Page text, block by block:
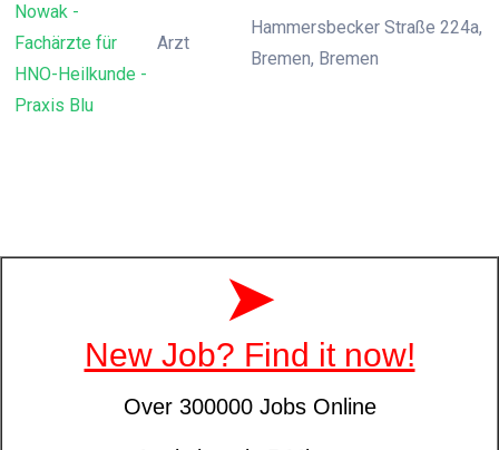
Nowak -
Fachärzte für
HNO-Heilkunde -
Praxis Blu
Arzt
Hammersbecker Straße 224a,
Bremen, Bremen